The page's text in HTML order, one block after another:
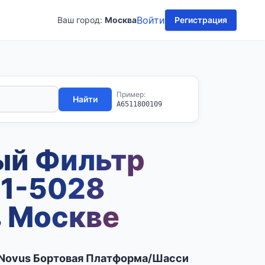
Ваш город: МоскваВойти Регистрация
Найти Пример:
A6511800109
Фильтр
5028
Москве
Бортовая Платформа/Шасси